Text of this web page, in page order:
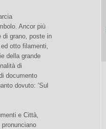
Ancor più
di grano, poste in
otto filamenti,
della grande
di
documento
dovuto: ‘Sul
e Città,